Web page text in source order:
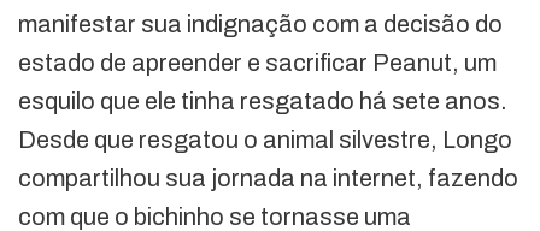
manifestar sua indignação com a decisão do
estado de apreender e sacrificar Peanut, um
esquilo que ele tinha resgatado há sete anos.
Desde que resgatou o animal silvestre, Longo
compartilhou sua jornada na internet, fazendo
com que o bichinho se tornasse uma